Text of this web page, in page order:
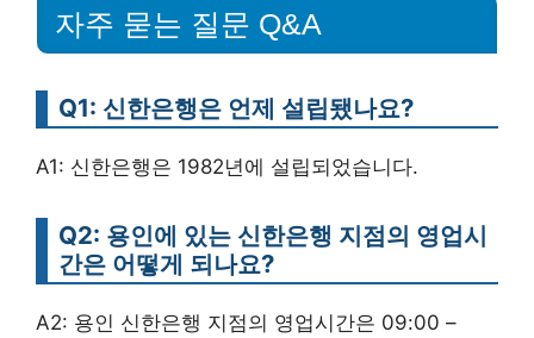
자주 묻는 질문 Q&A
Q1: 신한은행은 언제 설립됐나요?
A1: 신한은행은 1982년에 설립되었습니다.
Q2: 용인에 있는 신한은행 지점의 영업시
간은 어떻게 되나요?
A2: 용인 신한은행 지점의 영업시간은 09:00 –